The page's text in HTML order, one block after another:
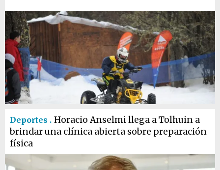
Deportes . Horacio Anselmi llega a Tolhuin a
brindar una clínica abierta sobre preparación
física